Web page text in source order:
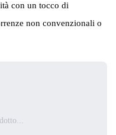
con un tocco di
non convenzionali o